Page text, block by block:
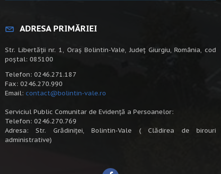
ADRESA PRIMĂRIEI
Str. Libertății nr. 1, Oraș Bolintin-Vale, Județ Giurgiu, România, cod
poștal: 085100
Telefon: 0246.271.187
Fax: 0246.270.990
Email: contact@bolintin-vale.ro
Serviciul Public Comunitar de Evidență a Persoanelor:
Telefon: 0246.270.769
Adresa: Str. Grădiniței, Bolintin-Vale ( Clădirea de birouri
administrative)